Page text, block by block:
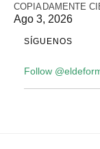
COPIADAMENTE
Ago 3, 2026
SÍGUENOS
Follow